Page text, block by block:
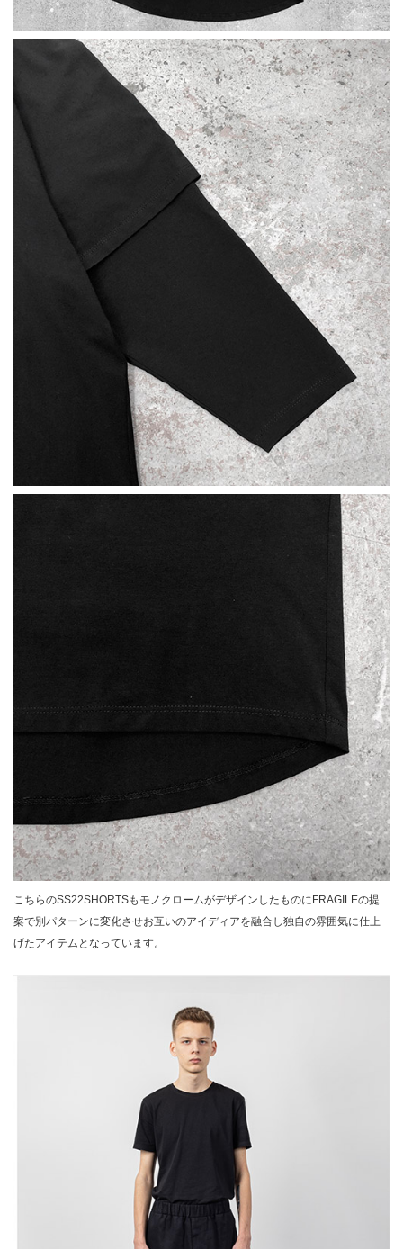
こちらのSS22SHORTSもモノクロームがデザインしたものにFRAGILEの提
案で別パターンに変化させお互いのアイディアを融合し独自の雰囲気に仕上
げたアイテムとなっています。